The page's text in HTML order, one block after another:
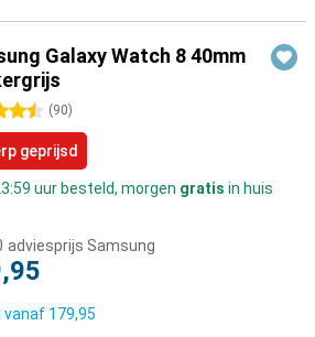
Galaxy Watch 8 40mm
(90)
geprijsd
uur besteld, morgen gratis in huis
adviesprijs Samsung
vanaf 179,95